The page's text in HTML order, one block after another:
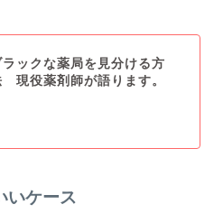
ラックな薬局を見分ける方
現役薬剤師が語ります。
いケース